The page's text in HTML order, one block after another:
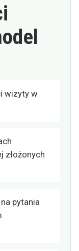
wizyty w
złożonych
pytania